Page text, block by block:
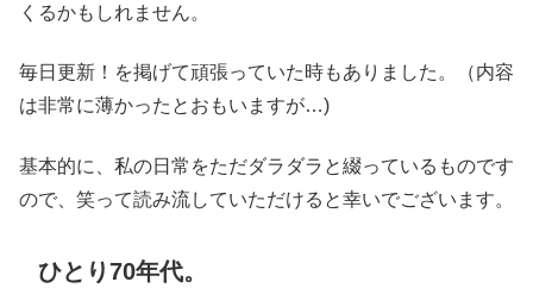
くるかもしれません。
毎日更新！を掲げて頑張っていた時もありました。（内容
は非常に薄かったとおもいますが…)
基本的に、私の日常をただダラダラと綴っているものです
ので、笑って読み流していただけると幸いでございます。
ひとり70年代。